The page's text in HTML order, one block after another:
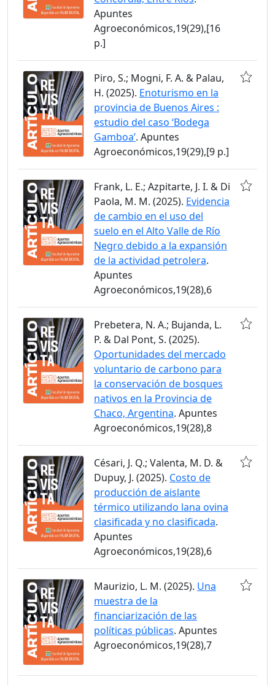
Apuntes
Agroeconómicos,19(29),[16
p.]
Piro, S.; Mogni, F. A. & Palau,
H. (2025). Enoturismo en la
provincia de Buenos Aires :
estudio del caso ‘Bodega
Gamboa’. Apuntes
Agroeconómicos,19(29),[9 p.]
Frank, L. E.; Azpitarte, J. I. & Di
Paola, M. M. (2025). Evidencia
de cambio en el uso del
suelo en el Alto Valle de Río
Negro debido a la expansión
de la actividad petrolera.
Apuntes
Agroeconómicos,19(28),6
Prebetera, N. A.; Bujanda, L.
P. & Dal Pont, S. (2025).
Oportunidades del mercado
voluntario de carbono para
la conservación de bosques
nativos en la Provincia de
Chaco, Argentina. Apuntes
Agroeconómicos,19(28),8
Césari, J. Q.; Valenta, M. D. &
Dupuy, J. (2025). Costo de
producción de aislante
térmico utilizando lana ovina
clasificada y no clasificada.
Apuntes
Agroeconómicos,19(28),6
Maurizio, L. M. (2025). Una
muestra de la
financiarización de las
políticas públicas. Apuntes
Agroeconómicos,19(28),7